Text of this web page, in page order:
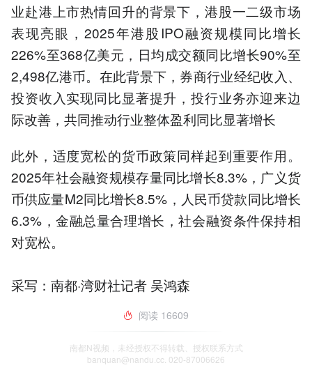
业赴港上市热情回升的背景下，港股一二级市场
表现亮眼，2025年港股IPO融资规模同比增长
226%至368亿美元，日均成交额同比增长90%至
2,498亿港币。在此背景下，券商行业经纪收入、
投资收入实现同比显著提升，投行业务亦迎来边
际改善，共同推动行业整体盈利同比显著增长
此外，适度宽松的货币政策同样起到重要作用。
2025年社会融资规模存量同比增长8.3%，广义货
币供应量M2同比增长8.5%，人民币贷款同比增长
6.3%，金融总量合理增长，社会融资条件保持相
对宽松。
采写：南都·湾财社记者 吴鸿森
阅读 16609
南都N视频，未经授权不得转载、授权联系方式
banquan@nandu.cc. 020-87006626